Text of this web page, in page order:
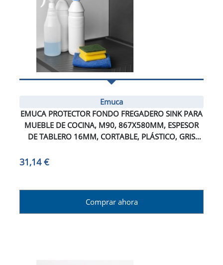
Emuca
EMUCA PROTECTOR FONDO FREGADERO SINK PARA
MUEBLE DE COCINA, M90, 867X580MM, ESPESOR
DE TABLERO 16MM, CORTABLE, PLÁSTICO, GRIS
31,14 €
Comprar ahora